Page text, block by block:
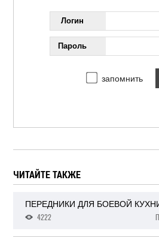
Логин
Пароль
запомнить
ЧИТАЙТЕ ТАКЖЕ
ПЕРЕДНИКИ ДЛЯ БОЕВОЙ
4222